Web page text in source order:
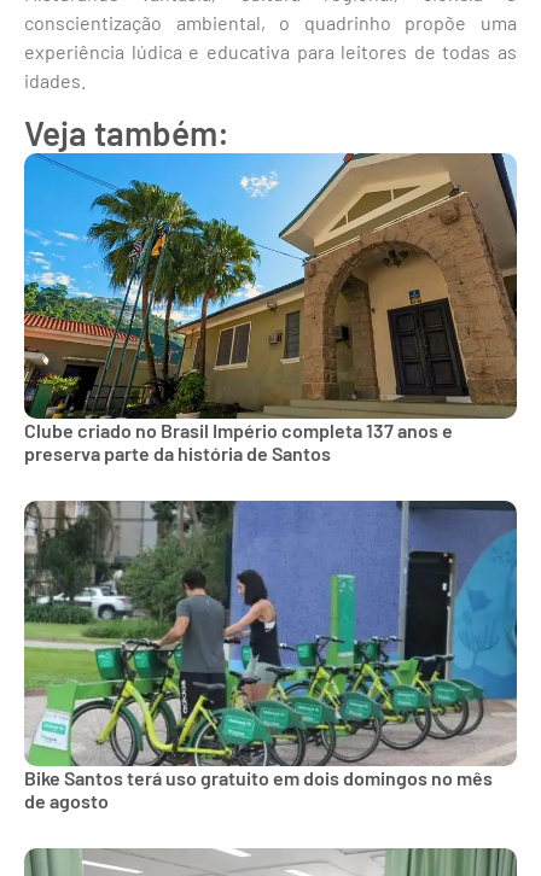
conscientização ambiental, o quadrinho propõe uma
experiência lúdica e educativa para leitores de todas as
idades.
Veja também:
Clube criado no Brasil Império completa 137 anos e
preserva parte da história de Santos
Bike Santos terá uso gratuito em dois domingos no mês
de agosto